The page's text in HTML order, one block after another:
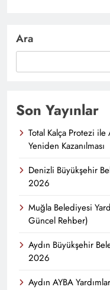
Ara
Son Yayınlar
Total Kalça Protezi ile
Yeniden Kazanılması
Denizli Büyükşehir
2026
Muğla Belediyesi
Güncel Rehber)
Aydın Büyükşehir
2026
Aydın AYBA